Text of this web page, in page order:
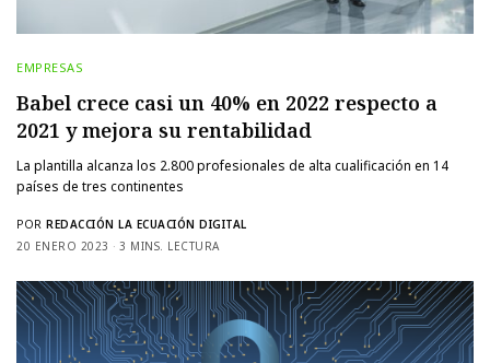
EMPRESAS
Babel crece casi un 40% en 2022 respecto a
2021 y mejora su rentabilidad
La plantilla alcanza los 2.800 profesionales de alta cualificación en 14
países de tres continentes
POR REDACCIÓN LA ECUACIÓN DIGITAL
20 ENERO 2023
3 MINS. LECTURA